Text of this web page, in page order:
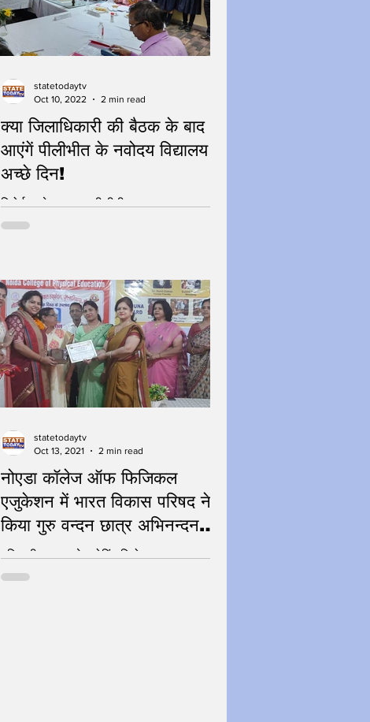
क्या जिलाधिकारी की बैठक के बाद
आएंगें पीलीभीत के नवोदय विद्यालय के
अच्छे दिन!
रिपोर्ट - रमेश कुमार , पीलीभीत
statetodaytv
Oct 10, 2022
2 min read
नोएडा कॉलेज ऑफ फिजिकल
एजुकेशन में भारत विकास परिषद ने
किया गुरु वन्दन छात्र अभिनन्दन
कार्यक्रम
बलिहारी गुरु आपने - गोविंद दियो बताय
statetodaytv
Oct 13, 2021
2 min read